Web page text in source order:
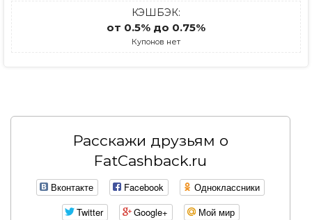
КЭШБЭК:
от 0.5% до 0.75%
Купонов нет
Расскажи друзьям о
FatCashback.ru
Вконтакте Facebook
Одноклассники
Twitter
Google+
Мой мир